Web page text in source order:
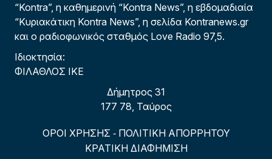
“Kontra”, η καθημερινή “Kontra News”, η εβδομαδιαία
“Κυριακάτικη Kontra News”, η σελίδα Kontranews.gr
και ο ραδιοφωνικός σταθμός Love Radio 97,5.
Ιδιοκτησία:
ΦΙΛΑΘΛΟΣ ΙΚΕ
Δήμητρος 31
177 78, Ταύρος
ΟΡΟΙ ΧΡΗΣΗΣ - ΠΟΛΙΤΙΚΗ ΑΠΟΡΡΗΤΟΥ
ΚΡΑΤΙΚΗ ΔΙΑΦΗΜΙΣΗ